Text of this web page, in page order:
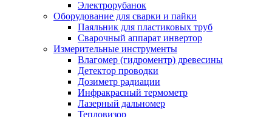
Электрорубанок
Оборудование для сварки и пайки
Паяльник для пластиковых труб
Сварочный аппарат инвертор
Измерительные инструменты
Влагомер (гидроментр) древесины
Детектор проводки
Дозиметр радиации
Инфракрасный термометр
Лазерный дальномер
Тепловизор